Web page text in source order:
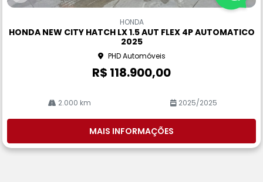
Co
rtil
HONDA
HONDA NEW CITY HATCH LX 1.5 AUT FLEX 4P AUTOMATICO
2025
PHD Automóveis
R$ 118.900,00
2.000 km 2025/2025
MAIS INFORMAÇÕES